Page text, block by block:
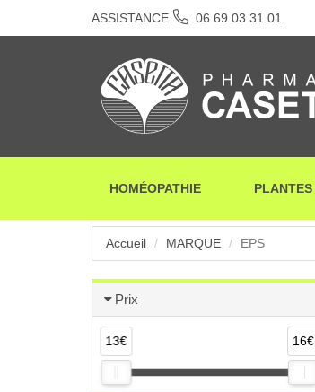
ASSISTANCE 06 69 03 31 01
HOMÉOPATHIE PLANTES
Accueil MARQUE EPS
Prix
13€ 16€